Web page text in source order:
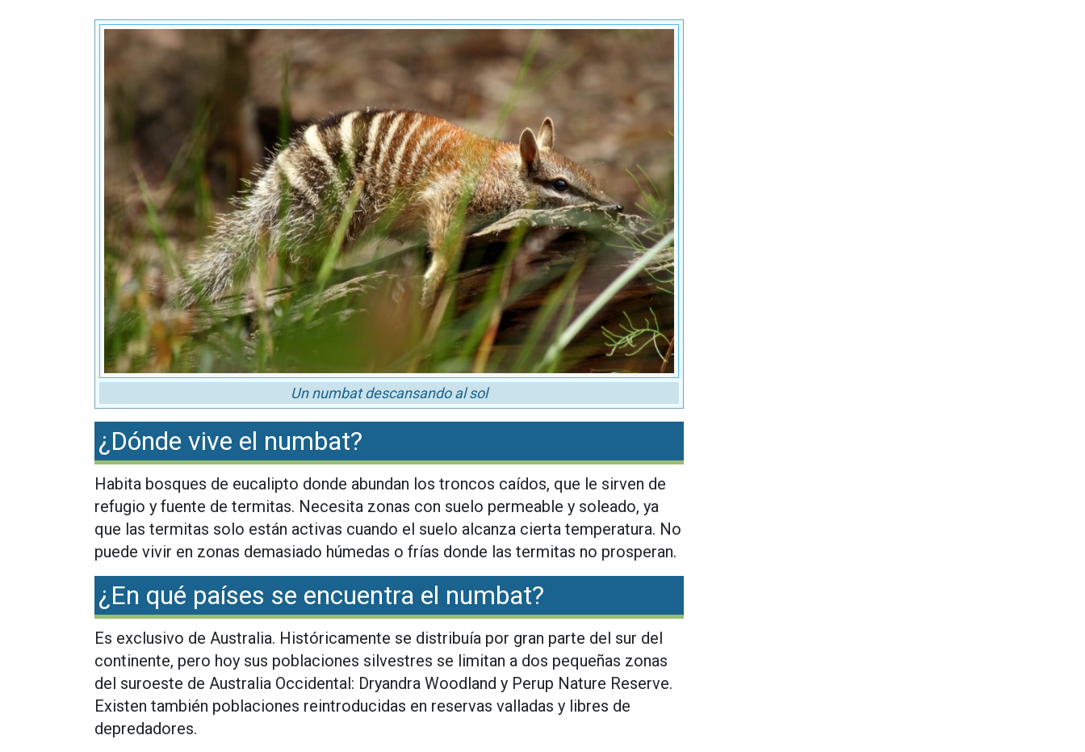
Un numbat descansando al sol
¿Dónde vive el numbat?
Habita bosques de eucalipto donde abundan los troncos caídos, que le sirven de
refugio y fuente de termitas. Necesita zonas con suelo permeable y soleado, ya
que las termitas solo están activas cuando el suelo alcanza cierta temperatura. No
puede vivir en zonas demasiado húmedas o frías donde las termitas no prosperan.
¿En qué países se encuentra el numbat?
Es exclusivo de Australia. Históricamente se distribuía por gran parte del sur del
continente, pero hoy sus poblaciones silvestres se limitan a dos pequeñas zonas
del suroeste de Australia Occidental: Dryandra Woodland y Perup Nature Reserve.
Existen también poblaciones reintroducidas en reservas valladas y libres de
depredadores.